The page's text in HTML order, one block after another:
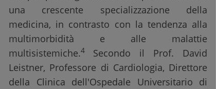
una crescente specializzazione della
medicina, in contrasto con la tendenza alla
multimorbidità e alle malattie
multisistemiche.4 Secondo il Prof. David
Leistner, Professore di Cardiologia, Direttore
della Clinica dell'Ospedale Universitario di